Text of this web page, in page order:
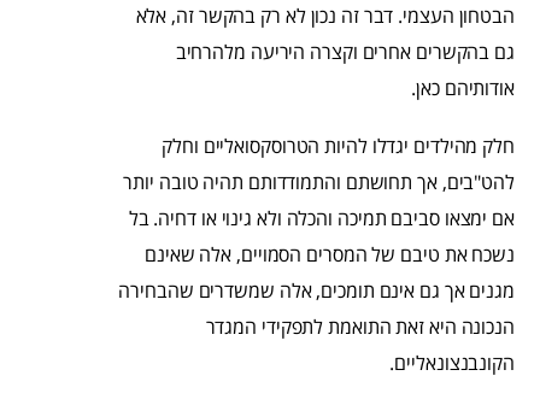
הבטחון העצמי. דבר זה נכון לא רק בהקשר זה, אלא
גם בהקשרים אחרים וקצרה היריעה מלהרחיב
אודותיהם כאן.
חלק מהילדים יגדלו להיות הטרוסקסואליים וחלק
להט"בים, אך תחושתם והתמודדותם תהיה טובה יותר
אם ימצאו סביבם תמיכה והכלה ולא גינוי או דחיה. בל
נשכח את טיבם של המסרים הסמויים, אלה שאינם
מגנים אך גם אינם תומכים, אלה שמשדרים שהבחירה
הנכונה היא זאת התואמת לתפקידי המגדר
הקונבנצונאליים.